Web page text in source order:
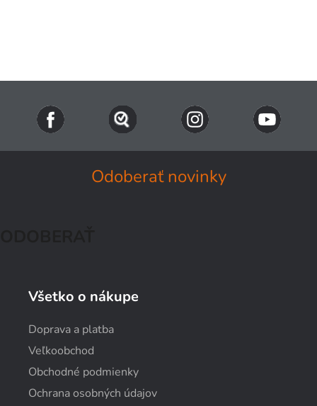
Odoberať novinky
Všetko o nákupe
Doprava a platba
Veľkoobchod
Obchodné podmienky
Ochrana osobných údajov